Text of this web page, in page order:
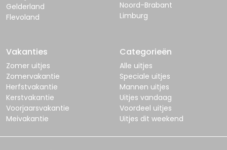
Gelderland
Flevoland
Noord-Brabant
Limburg
Vakanties
Zomer uitjes
Zomervakantie
Herfstvakantie
Kerstvakantie
Voorjaarsvakantie
Meivakantie
Categorieën
Alle uitjes
Speciale uitjes
Mannen uitjes
Uitjes vandaag
Voordeel uitjes
Uitjes dit weekend